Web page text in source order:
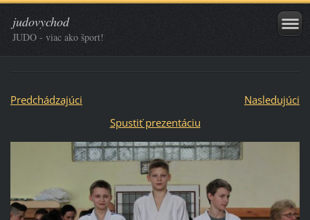
judovychod
JUDO - viac ako šport!
Predchádzajúci
Nasledujúci
Spustiť prezentáciu